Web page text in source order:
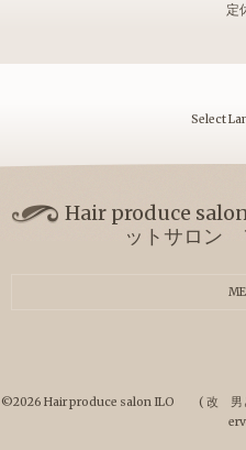
定
Select
Hair produce
ットサロン
©2026 Hair produce salon ILO ( 改 男